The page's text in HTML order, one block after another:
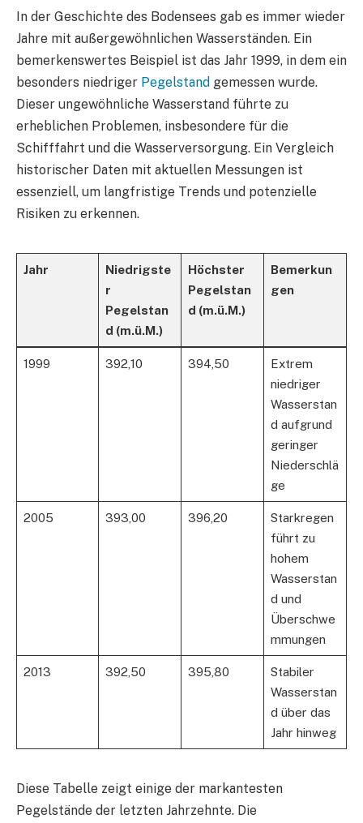
In der Geschichte des Bodensees gab es immer wieder
Jahre mit außergewöhnlichen Wasserständen. Ein
bemerkenswertes Beispiel ist das Jahr 1999, in dem ein
besonders niedriger Pegelstand gemessen wurde.
Dieser ungewöhnliche Wasserstand führte zu
erheblichen Problemen, insbesondere für die
Schifffahrt und die Wasserversorgung. Ein Vergleich
historischer Daten mit aktuellen Messungen ist
essenziell, um langfristige Trends und potenzielle
Risiken zu erkennen.
Jahr
Niedrigste
r
Pegelstan
d (m.ü.M.)
Höchster
Pegelstan
d (m.ü.M.)
Bemerkun
gen
1999 392,10 394,50
Extrem
niedriger
Wasserstan
d aufgrund
geringer
Niederschlä
ge
2005 393,00 396,20
Starkregen
führt zu
hohem
Wasserstan
d und
Überschwe
mmungen
2013 392,50 395,80
Stabiler
Wasserstan
d über das
Jahr hinweg
Diese Tabelle zeigt einige der markantesten
Pegelstände der letzten Jahrzehnte. Die